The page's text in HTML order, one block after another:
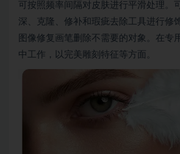
可按照频率间隔对皮肤进行平滑处理。
深、克隆、修补和瑕疵去除工具进行修
图像修复画笔删除不需要的对象。在专
中工作，以完美雕刻特征等方面。